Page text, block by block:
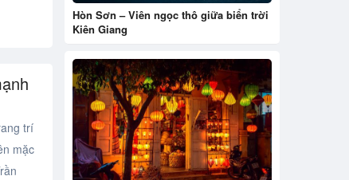
trí
mặc
Hòn Sơn – Viên ngọc thô giữa biển trời
Kiên Giang